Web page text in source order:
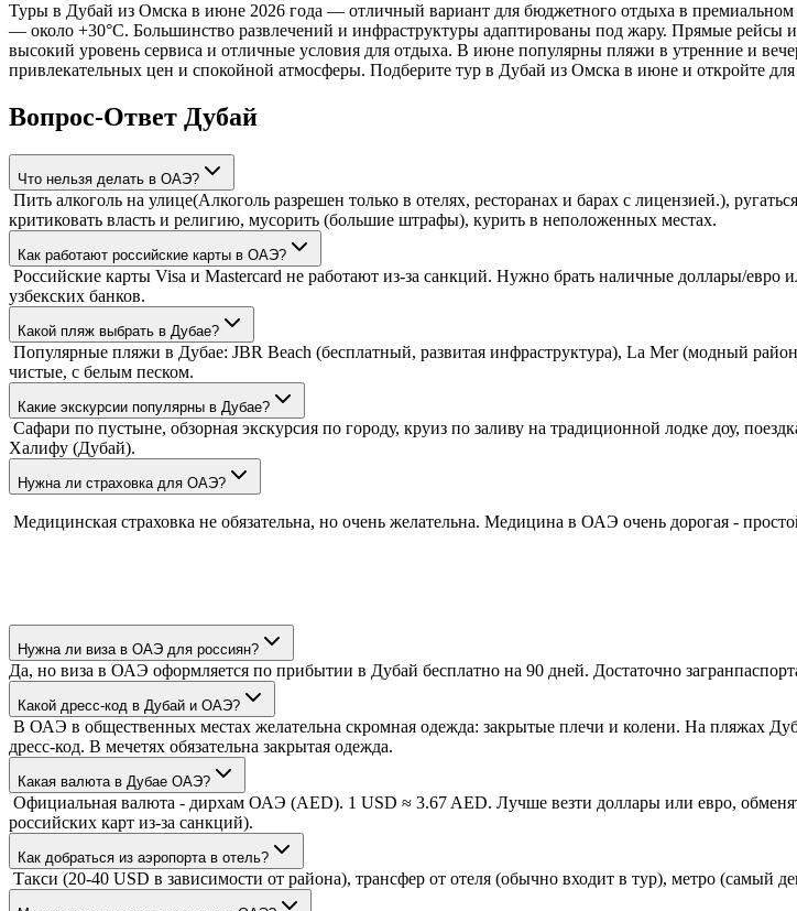
Туры в Дубай из Омска в июне 2026 года — отличный вариант для бюджетного отдыха в премиальном
— около +30°C. Большинство развлечений и инфраструктуры адаптированы под жару. Прямые
высокий уровень сервиса и отличные условия для отдыха. В июне популярны пляжи в утренние и
привлекательных цен и спокойной атмосферы. Подберите тур в Дубай из Омска в июне и откройте
Вопрос-Ответ Дубай
Что нельзя делать в ОАЭ?
Пить алкоголь на улице(Алкоголь разрешен только в отелях, ресторанах и барах с лицензией.),
критиковать власть и религию, мусорить (большие штрафы), курить в неположенных местах.
Как работают российские карты в ОАЭ?
Российские карты Visa и Mastercard не работают из-за санкций. Нужно брать наличные доллары/
узбекских банков.
Какой пляж выбрать в Дубае?
Популярные пляжи в Дубае: JBR Beach (бесплатный, развитая инфраструктура), La Mer (модный
чистые, с белым песком.
Какие экскурсии популярны в Дубае?
Сафари по пустыне, обзорная экскурсия по городу, круиз по заливу на традиционной лодке доу,
Халифу (Дубай).
Нужна ли страховка для ОАЭ?
Медицинская страховка не обязательна, но очень желательна. Медицина в ОАЭ очень дорогая -
Нужна ли виза в ОАЭ для россиян?
Да, но виза в ОАЭ оформляется по прибытии в Дубай бесплатно на 90 дней. Достаточно
Какой дресс-код в Дубай и ОАЭ?
В ОАЭ в общественных местах желательна скромная одежда: закрытые плечи и колени. На пляжах
дресс-код. В мечетях обязательна закрытая одежда.
Какая валюта в Дубае ОАЭ?
Официальная валюта - дирхам ОАЭ (AED). 1 USD ≈ 3.67 AED. Лучше везти доллары или евро,
российских карт из-за санкций).
Как добраться из аэропорта в отель?
Такси (20-40 USD в зависимости от района), трансфер от отеля (обычно входит в тур), метро (самый